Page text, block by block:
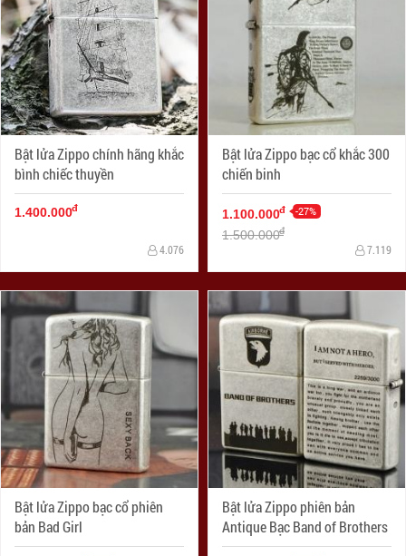
Bật lửa Zippo chính hãng khắc
bình chiếc thuyền
1.400.000đ
4.076
Bật lửa Zippo bạc cổ khắc 300
chiến binh
1.100.000đ -27%
1.500.000đ
7.119
Bật lửa Zippo bạc cổ phiên
bản Bad Girl
Bật lửa Zippo phiên bản
Antique Bạc Band of Brothers